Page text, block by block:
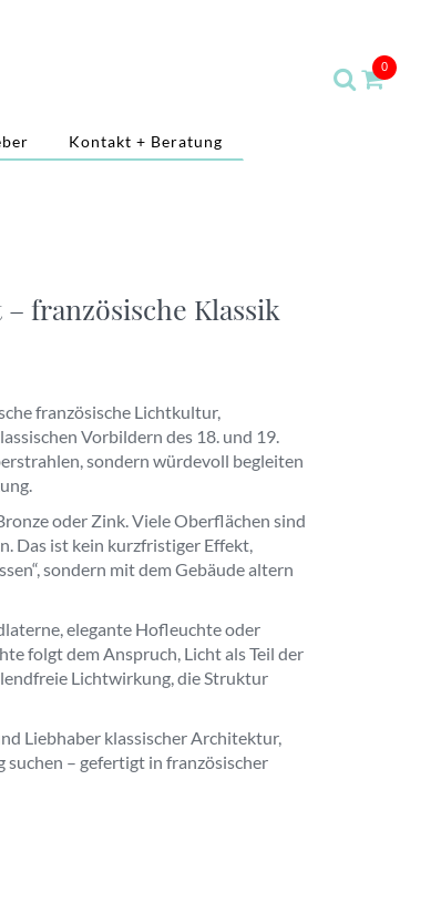
0
Kontakt + Beratung
französische Klassik
französische Lichtkultur,
Vorbildern des 18. und 19.
sondern würdevoll begleiten
oder Zink. Viele Oberflächen sind
Das ist kein kurzfristiger Effekt,
sondern mit dem Gebäude altern
elegante Hofleuchte oder
folgt dem Anspruch, Licht als Teil der
Lichtwirkung, die Struktur
Liebhaber klassischer Architektur,
– gefertigt in französischer